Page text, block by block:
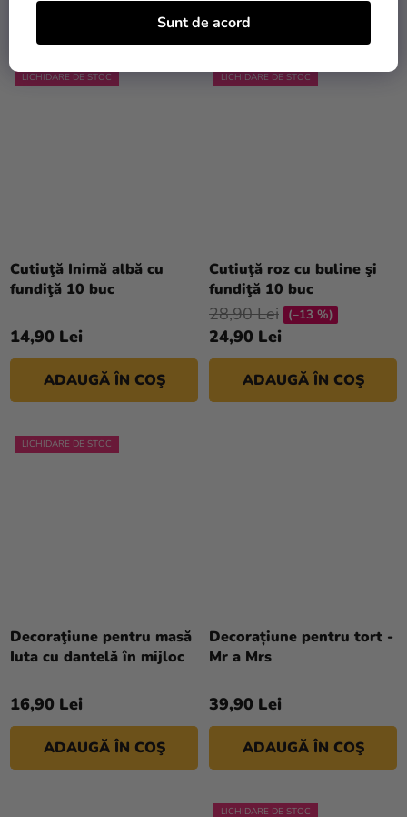
Sunt de acord
ADAUGĂ ÎN COŞ ADAUGĂ ÎN COŞ
LICHIDARE DE STOC
Cutiuţă Inimă albă cu
fundiţă 10 buc
14,90 Lei
ADAUGĂ ÎN COŞ
LICHIDARE DE STOC
Cutiuţă roz cu buline şi
fundiţă 10 buc
24,90 Lei
28,90 Lei (–13 %)
ADAUGĂ ÎN COŞ
LICHIDARE DE STOC
Decoraţiune pentru masă
Iuta cu dantelă în mijloc
16,90 Lei
ADAUGĂ ÎN COŞ
Decorațiune pentru tort -
Mr a Mrs
39,90 Lei
ADAUGĂ ÎN COŞ
LICHIDARE DE STOC